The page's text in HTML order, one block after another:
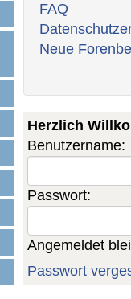
FAQ
Neue
Herzlich
Benutzername:
Passwort:
Angemeldet
Passwort